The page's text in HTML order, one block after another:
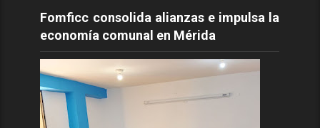
Fomficc consolida alianzas e impulsa la
economía comunal en Mérida